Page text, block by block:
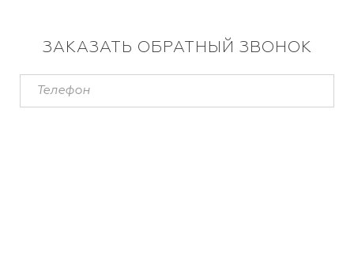
ЗАКАЗАТЬ ОБРАТНЫЙ ЗВОНОК